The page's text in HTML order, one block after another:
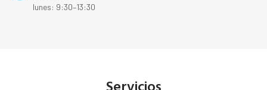
lunes: 9:30–13:30